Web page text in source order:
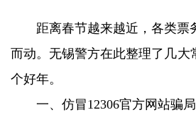
距离春节越来越近，各类
而动。无锡警方在此整理了几大
个好年。
一、仿冒12306官方网站骗局